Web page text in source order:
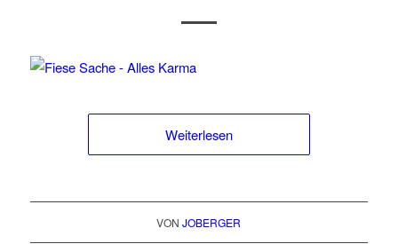
Weiterlesen
VONJOBERGER